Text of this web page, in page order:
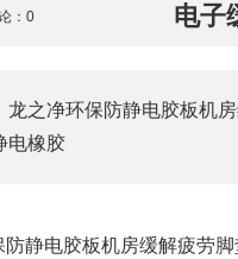
电子
：0
之净环保防静电胶板机
电橡胶
静电胶板机房缓解疲劳